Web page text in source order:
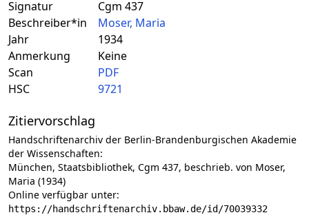
Signatur
Cgm 437
Beschreiber*in
Moser, Maria
Jahr
1934
Anmerkung
Keine
Scan
PDF
HSC
9721
Zitiervorschlag
Handschriftenarchiv der Berlin-Brandenburgischen Akademie
der Wissenschaften:
München, Staatsbibliothek, Cgm 437, beschrieb. von Moser,
Maria (1934)
Online verfügbar unter:
https://handschriftenarchiv.bbaw.de/id/70039332